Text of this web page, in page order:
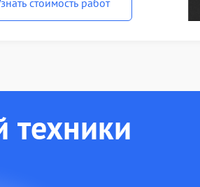
стоимость работ
техники